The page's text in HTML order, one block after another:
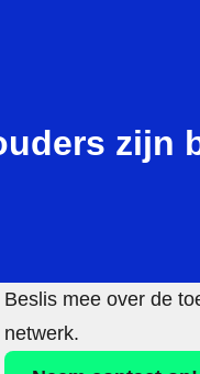
zijn
Beslis mee over de
netwerk.